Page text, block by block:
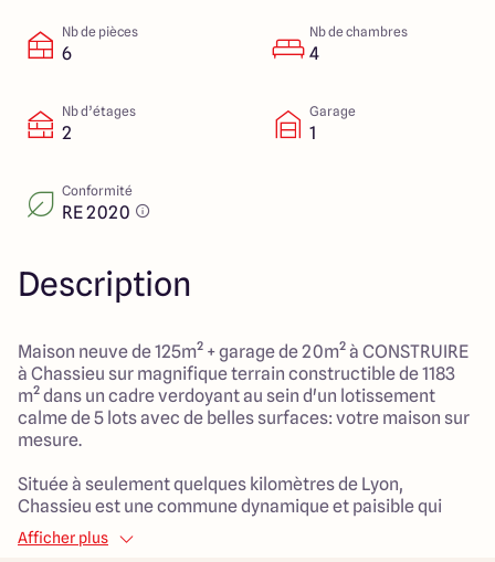
Nb de pièces
6
Nb de chambres
4
Nb d’étages
2
Garage
1
Conformité
RE 2020
Description
Maison neuve de 125m² + garage de 20m² à CONSTRUIRE
à Chassieu sur magnifique terrain constructible de 1183
m² dans un cadre verdoyant au sein d'un lotissement
calme de 5 lots avec de belles surfaces: votre maison sur
mesure.
Située à seulement quelques kilomètres de Lyon,
Chassieu est une commune dynamique et paisible qui
allie parfaitement confort urbain et tranquillité
résidentielle.
Afficher plus